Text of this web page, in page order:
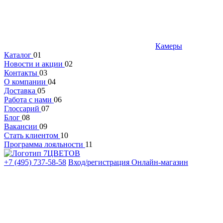
Камеры
Каталог 01
Новости и акции 02
Контакты 03
О компании 04
Доставка 05
Работа с нами 06
Глоссарий 07
Блог 08
Вакансии 09
Стать клиентом 10
Программа лояльности 11
+7 (495) 737-58-58 Вход/регистрация Онлайн-магазин